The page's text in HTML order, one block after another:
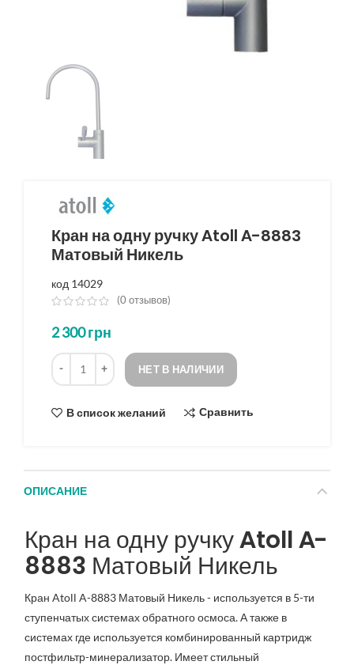
Кран на одну ручку Atoll A-8883
Матовый Никель
код 14029
(0 отзывов)
2 300грн
Количество
НЕТ В НАЛИЧИИ
В список желаний Сравнить
ОПИСАНИЕ
Кран на одну ручку Atoll A-
8883 Матовый Никель
Кран Atoll A-8883 Матовый Никель - используется в 5-ти
ступенчатых системах обратного осмоса. А также в
системах где используется комбинированный картридж
постфильтр-минерализатор. Имеет стильный